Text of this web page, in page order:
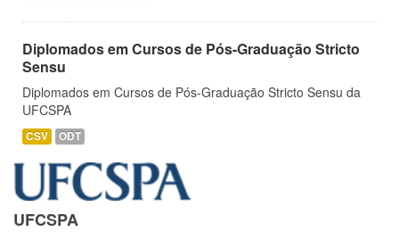
Diplomados em Cursos de Pós-Graduação Stricto
Sensu
Diplomados em Cursos de Pós-Graduação Stricto Sensu da
UFCSPA
CSV ODT
UFCSPA